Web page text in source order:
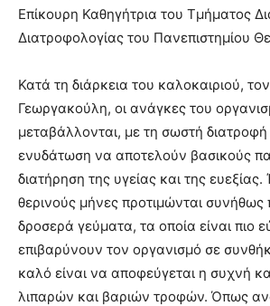
Επίκουρη Καθηγήτρια του Τμήματος
Διατροφολογίας του Πανεπιστημίου
Κατά τη διάρκεια του καλοκαιριού,
Γεωργακούλη, οι ανάγκες του
μεταβάλλονται, με τη σωστή
ενυδάτωση να αποτελούν βασικούς
διατήρηση της υγείας και της ευεξίας.
θερινούς μήνες προτιμώνται συνήθως
δροσερά γεύματα, τα οποία είναι πιο
επιβαρύνουν τον οργανισμό σε
καλό είναι να αποφεύγεται η συχνή
λιπαρών και βαριών τροφών. Όπως